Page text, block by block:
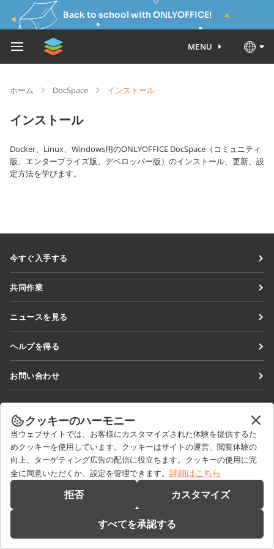
Back to school with ONLYOFFICE!
MENU
ホーム DocSpace インストール
インストール
Docker、Linux、Windows用のONLYOFFICE DocSpace（コミュニティ
版、エンタープライズ版、デベロッパー版）のインストール、更新、設
定方法を学びます。
今すぐ入手する
Workspace
コネクター
デスクトップアプリ
モバイルアプリ
共同作業
インフルエンサー向け
求人情報
ニュースを見る
ヘルプを得る
ホワイトペーパー
サポートお問い合わせフォーム
デモを依頼する
お問い合わせ
パートナーシップに関するお問い合わせ
メディアに関するお問い合わせpress@onlyoffice.com
折り返し電話のリクエスト
onlyoffice.com
© Ascensio System SIA 2026. All rights reserved
クッキーのハーモニー
当ウェブサイトでは、お客様にカスタマイズされた体験を提供するた
めクッキーを使用しています。クッキーはサイトの運営、閲覧体験の
向上、ターゲティング広告の配信に役立ちます。クッキーの使用に完
全に同意いただくか、設定を管理できます。 詳細はこちら
拒否 カスタマイズ
すべてを承認する